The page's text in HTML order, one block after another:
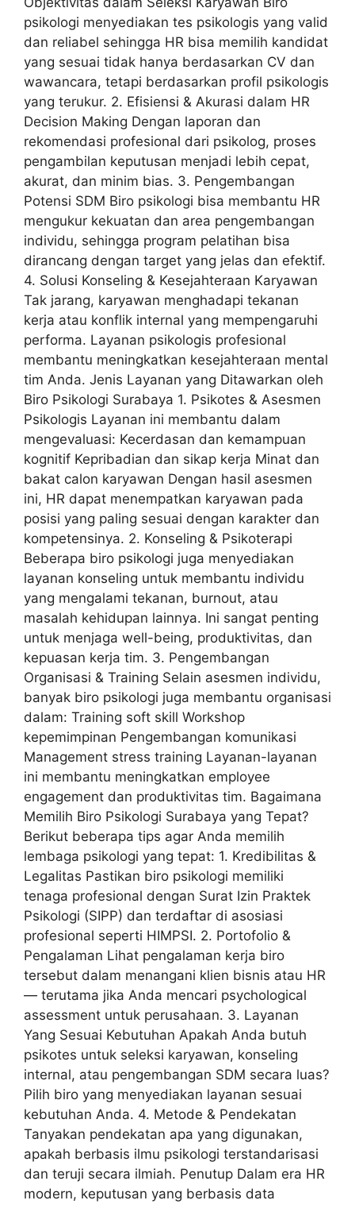
psikologi menyediakan tes psikologis yang valid
dan reliabel sehingga HR bisa memilih kandidat
yang sesuai tidak hanya berdasarkan CV dan
wawancara, tetapi berdasarkan profil psikologis
yang terukur. 2. Efisiensi & Akurasi dalam HR
Decision Making Dengan laporan dan
rekomendasi profesional dari psikolog, proses
pengambilan keputusan menjadi lebih cepat,
akurat, dan minim bias. 3. Pengembangan
Potensi SDM Biro psikologi bisa membantu HR
mengukur kekuatan dan area pengembangan
individu, sehingga program pelatihan bisa
dirancang dengan target yang jelas dan efektif.
4. Solusi Konseling & Kesejahteraan Karyawan
Tak jarang, karyawan menghadapi tekanan
kerja atau konflik internal yang mempengaruhi
performa. Layanan psikologis profesional
membantu meningkatkan kesejahteraan mental
tim Anda. Jenis Layanan yang Ditawarkan oleh
Biro Psikologi Surabaya 1. Psikotes & Asesmen
Psikologis Layanan ini membantu dalam
mengevaluasi: Kecerdasan dan kemampuan
kognitif Kepribadian dan sikap kerja Minat dan
bakat calon karyawan Dengan hasil asesmen
ini, HR dapat menempatkan karyawan pada
posisi yang paling sesuai dengan karakter dan
kompetensinya. 2. Konseling & Psikoterapi
Beberapa biro psikologi juga menyediakan
layanan konseling untuk membantu individu
yang mengalami tekanan, burnout, atau
masalah kehidupan lainnya. Ini sangat penting
untuk menjaga well-being, produktivitas, dan
kepuasan kerja tim. 3. Pengembangan
Organisasi & Training Selain asesmen individu,
banyak biro psikologi juga membantu organisasi
dalam: Training soft skill Workshop
kepemimpinan Pengembangan komunikasi
Management stress training Layanan-layanan
ini membantu meningkatkan employee
engagement dan produktivitas tim. Bagaimana
Memilih Biro Psikologi Surabaya yang Tepat?
Berikut beberapa tips agar Anda memilih
lembaga psikologi yang tepat: 1. Kredibilitas &
Legalitas Pastikan biro psikologi memiliki
tenaga profesional dengan Surat Izin Praktek
Psikologi (SIPP) dan terdaftar di asosiasi
profesional seperti HIMPSI. 2. Portofolio &
Pengalaman Lihat pengalaman kerja biro
tersebut dalam menangani klien bisnis atau HR
— terutama jika Anda mencari psychological
assessment untuk perusahaan. 3. Layanan
Yang Sesuai Kebutuhan Apakah Anda butuh
psikotes untuk seleksi karyawan, konseling
internal, atau pengembangan SDM secara luas?
Pilih biro yang menyediakan layanan sesuai
kebutuhan Anda. 4. Metode & Pendekatan
Tanyakan pendekatan apa yang digunakan,
apakah berbasis ilmu psikologi terstandarisasi
dan teruji secara ilmiah. Penutup Dalam era HR
modern, keputusan yang berbasis data